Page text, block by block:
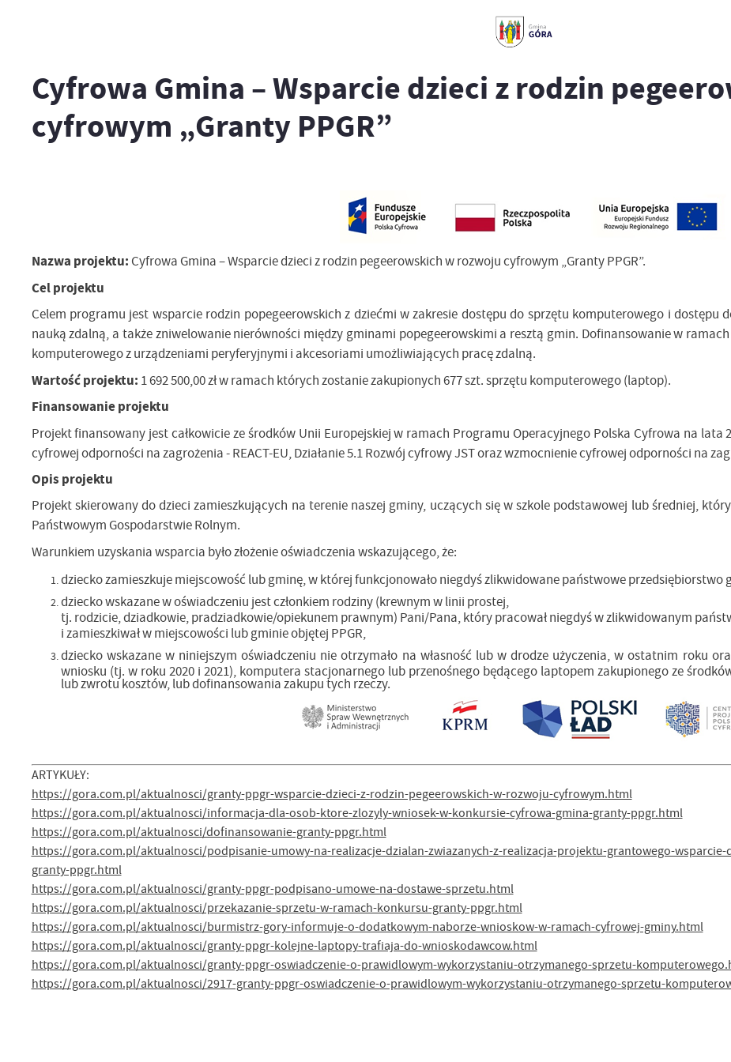
Cyfrowa Gmina – Wsparcie dzieci z rodzin
cyfrowym „Granty PPGR”
Nazwa projektu: Cyfrowa Gmina – Wsparcie dzieci z rodzin pegeerowskich w rozwoju cyfrowym „Granty PPGR”.
Cel projektu
Celem programu jest wsparcie rodzin popegeerowskich z dziećmi w zakresie dostępudo sprzętu komputerowego i dostępu
nauką zdalną, a także zniwelowanie nierówności między gminami popegeerowskimi a resztą gmin. Dofinansowanie w
komputerowego z urządzeniami peryferyjnymi i akcesoriami umożliwiających pracę zdalną.
Wartość projektu: 1 692 500,00 zł w ramach których zostanie zakupionych 677 szt. sprzętu komputerowego (laptop).
Finansowanie projektu
Projekt finansowany jest całkowicie ze środków Unii Europejskiej w ramach Programu Operacyjnego Polska Cyfrowa na lata
cyfrowej odporności na zagrożenia - REACT-EU, Działanie 5.1 Rozwój cyfrowy JST oraz wzmocnienie cyfrowej odporności na
Opis projektu
Projekt skierowany do dzieci zamieszkujących na terenie naszej gminy, uczących się w szkole podstawowej lub średniej,
Państwowym Gospodarstwie Rolnym.
Warunkiem uzyskania wsparcia było złożenie oświadczenia wskazującego, że:
dziecko zamieszkuje miejscowość lub gminę, w której funkcjonowało niegdyś zlikwidowane państwowe przedsiębiorstwo
dziecko wskazane w oświadczeniu jest członkiem rodziny (krewnym w linii prostej,
tj. rodzicie, dziadkowie, pradziadkowie/opiekunem prawnym) Pani/Pana, który pracował niegdyś w zlikwidowanym
i zamieszkiwał w miejscowości lub gminie objętej PPGR,
dziecko wskazane w niniejszym oświadczeniu nie otrzymało na własność lub w drodze użyczenia, w ostatnim roku
wniosku (tj. w roku 2020 i 2021), komputera stacjonarnego lub przenośnego będącego laptopem zakupionego ze
lub zwrotu kosztów, lub dofinansowania zakupu tych rzeczy.
ARTYKUŁY:
https://gora.com.pl/aktualnosci/granty-ppgr-wsparcie-dzieci-z-rodzin-pegeerowskich-w-rozwoju-cyfrowym.html
https://gora.com.pl/aktualnosci/informacja-dla-osob-ktore-zlozyly-wniosek-w-konkursie-cyfrowa-gmina-granty-ppgr.html
https://gora.com.pl/aktualnosci/dofinansowanie-granty-ppgr.html
https://gora.com.pl/aktualnosci/podpisanie-umowy-na-realizacje-dzialan-zwiazanych-z-realizacja-projektu-grantowego-
granty-ppgr.html
https://gora.com.pl/aktualnosci/granty-ppgr-podpisano-umowe-na-dostawe-sprzetu.html
https://gora.com.pl/aktualnosci/przekazanie-sprzetu-w-ramach-konkursu-granty-ppgr.html
https://gora.com.pl/aktualnosci/burmistrz-gory-informuje-o-dodatkowym-naborze-wnioskow-w-ramach-cyfrowej-gminy.html
https://gora.com.pl/aktualnosci/granty-ppgr-kolejne-laptopy-trafiaja-do-wnioskodawcow.html
https://gora.com.pl/aktualnosci/granty-ppgr-oswiadczenie-o-prawidlowym-wykorzystaniu-otrzymanego-sprzetu-
https://gora.com.pl/aktualnosci/2917-granty-ppgr-oswiadczenie-o-prawidlowym-wykorzystaniu-otrzymanego-sprzetu-